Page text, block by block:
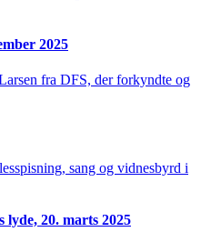
2025
fra DFS, der forkyndte og
sang og vidnesbyrd i
lyde, 20. marts 2025